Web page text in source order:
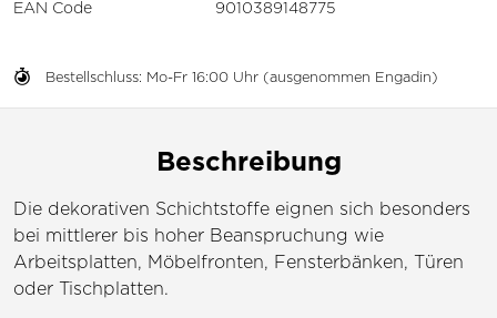
Bestellschluss: Mo-Fr 16:00 Uhr (ausgenommen Engadin)
EAN Code
9010389148775
Beschreibung
Die dekorativen Schichtstoffe eignen sich besonders
bei mittlerer bis hoher Beanspruchung wie
Arbeitsplatten, Möbelfronten, Fensterbänken, Türen
oder Tischplatten.